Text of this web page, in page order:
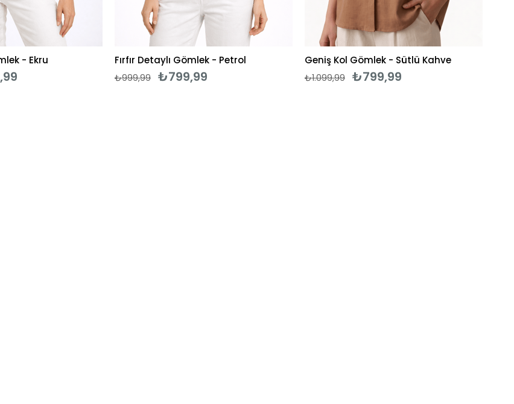
- Ekru Fırfır Detaylı Gömlek - Petrol
₺799,99
₺999,99
Geniş Kol Gömlek - Sütlü Kahve
₺799,99
₺1.099,99